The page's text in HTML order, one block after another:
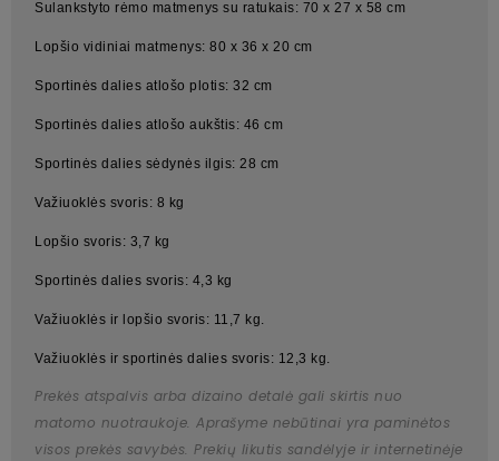
Sulankstyto rėmo matmenys su ratukais: 70 x 27 x 58 cm
Lopšio vidiniai matmenys: 80 x 36 x 20 cm
Sportinės dalies atlošo plotis: 32 cm
Sportinės dalies atlošo aukštis: 46 cm
Sportinės dalies sėdynės ilgis: 28 cm
Važiuoklės svoris: 8 kg
Lopšio svoris: 3,7 kg
Sportinės dalies svoris: 4,3 kg
Važiuoklės ir lopšio svoris: 11,7 kg.
Važiuoklės ir sportinės dalies svoris: 12,3 kg.
Prekės atspalvis arba dizaino detalė gali skirtis nuo
matomo nuotraukoje. Aprašyme nebūtinai yra paminėtos
visos prekės savybės. Prekių likutis sandėlyje ir internetinėje